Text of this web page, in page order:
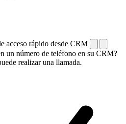
acceso rápido desde CRM
un número de teléfono en su CRM?
realizar una llamada.